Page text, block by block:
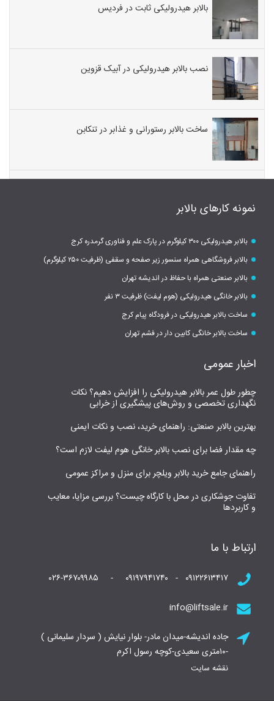
بالابر هیدرولیکی ثابت در فردیس
نصب بالابر هیدرولیکی در آبیک قزوین
ساخت بالابر رستورانی و غذابر در تنکابن
نمونه کارهای بالابر
بالابر هیدرولیکی ۳۰۰ کیلوگرم در پارک علم و فناوری گرمدره کرج
بالابر فروشگاهی همراه سنسور زیر صفحه و سقفی (ظرفیت ۲۵۰ کیلوگرم)
بالابر صنعتی همراه با حفاظ در اندیشه تهران
بالابر خانگی هیدرولیکی (هوم لیفت) ظرفیت ۳ نفر
ساخت بالابر هیدرولیکی در فرودگاه پیام کرج
ساخت بالابر خانگی کابین دار در فشم تهران
اخبار عمومی
چطور طول عمر بالابر هیدرولیکی را افزایش دهیم؟ نکات
نگهداری تخصصی و روش‌های پیشگیری از خرابی
بهترین بالابر صنعتی: راهنمای خرید، نصب و نکات ایمنی
چه مقدار فضا برای نصب بالابر خانگی هوم لیفت لازم است؟
راهنمای جامع خرید بالابر ویلچر برای منزل و مراکز عمومی
تفاوت جوشکاری در محل با کارگاه چیست؟ بررسی مزایا، معایب
و کاربردها
ارتباط با ما
۰۹۱۲۲۶۱۳۴۱۷ - ۰۹۱۹۷۹۴۱۷۴۰ - ۰۲۶-۳۶۷۰۹۹۸۵
info@liftsale.ir
جاده اندیشه-میدان مادر- بلوار نیایش ( سردار سلیمانی )
-۱۰متری سعیدی-کوچه رسول اکرم
نقشه سایت